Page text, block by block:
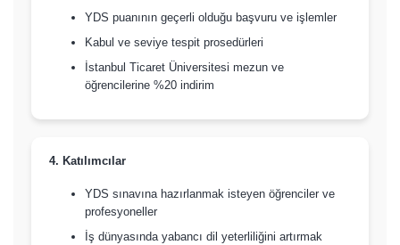
YDS puanının geçerli olduğu başvuru ve işlemler
Kabul ve seviye tespit prosedürleri
İstanbul Ticaret Üniversitesi mezun ve
öğrencilerine %20 indirim
4. Katılımcılar
YDS sınavına hazırlanmak isteyen öğrenciler ve
profesyoneller
İş dünyasında yabancı dil yeterliliğini artırmak